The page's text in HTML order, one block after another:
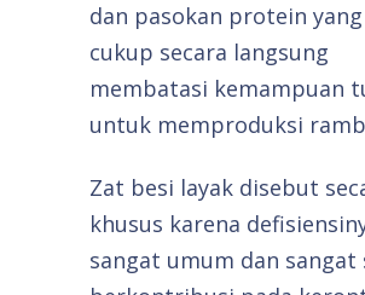
dan pasokan protein
cukup secara langsung
membatasi kemampuan
untuk memproduksi
Zat besi layak disebut
khusus karena
sangat umum dan sangat